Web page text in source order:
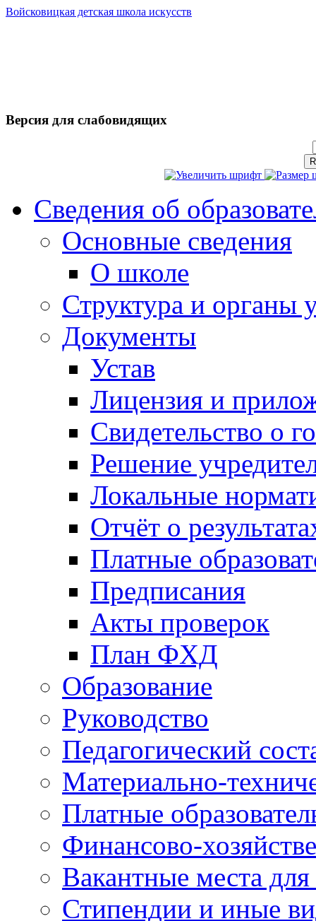
Войсковицкая детская школа искусств
Версия для слабовидящих
Сведения об
Основные сведения
О школе
Структура и органы
Документы
Устав
Лицензия и
Свидетельство о
Решение
Локальные
Отчёт о
Платные
Предписания
Акты проверок
План ФХД
Образование
Руководство
Педагогический
Материально-
Платные
Финансово-
Вакантные места
Стипендии и иные